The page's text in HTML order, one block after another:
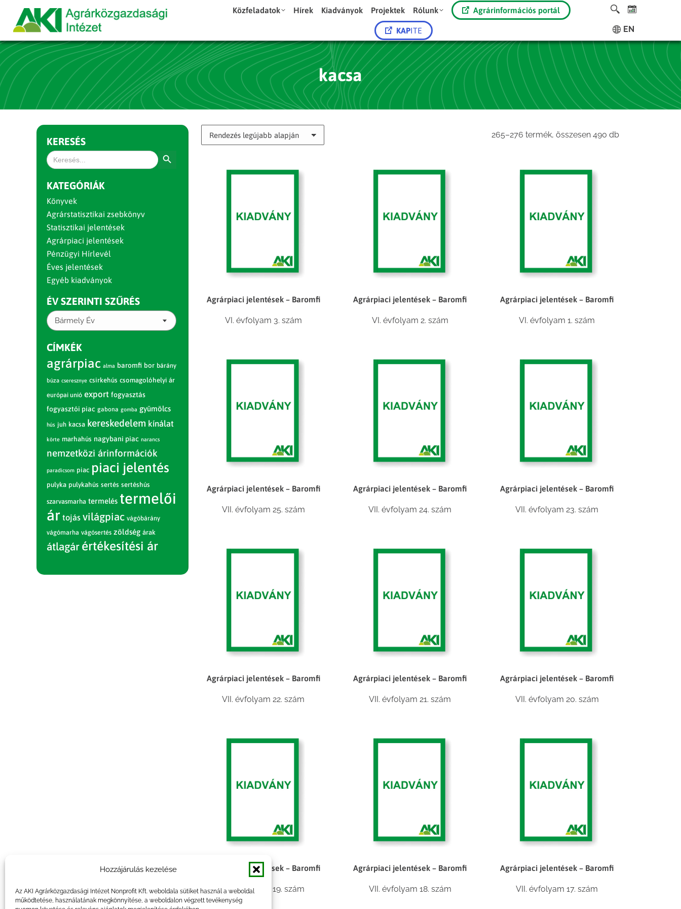
Hozzájárulás kezelése
Az AKI Agrárközgazdasági Intézet Nonprofit Kft. weboldala sütiket használ a weboldal
működtetése, használatának megkönnyítése, a weboldalon végzett tevékenység
Közfeladatok Hírek Kiadványok Projektek Rólunk Agrárinformációs portál
KAPITE EN
kacsa
265–276 termék, összesen 490 dbSorted
Agrárpiaci jelentések – Baromfi
VI. évfolyam 3. szám
Agrárpiaci jelentések – Baromfi
VI. évfolyam 2. szám
Agrárpiaci jelentések – Baromfi
VI. évfolyam 1. szám
Agrárpiaci jelentések – Baromfi
VII. évfolyam 25. szám
Agrárpiaci jelentések – Baromfi
VII. évfolyam 24. szám
Agrárpiaci jelentések – Baromfi
VII. évfolyam 23. szám
Agrárpiaci jelentések – Baromfi
VII. évfolyam 22. szám
Agrárpiaci jelentések – Baromfi
VII. évfolyam 21. szám
Agrárpiaci jelentések – Baromfi
VII. évfolyam 20. szám
Agrárpiaci jelentések – Baromfi
VII. évfolyam 19. szám
Agrárpiaci jelentések – Baromfi
VII. évfolyam 18. szám
Agrárpiaci jelentések – Baromfi
VII. évfolyam 17. szám
KERESÉS
Search
for:
KATEGÓRIÁK
Könyvek
Agrárstatisztikai zsebkönyv
Statisztikai jelentések
Agrárpiaci jelentések
Pénzügyi Hírlevél
Éves jelentések
Egyéb kiadványok
ÉV SZERINTI SZŰRÉS
Bármely Év
CÍMKÉK
agrárpiac alma baromfi bor bárány
búza cseresznye csirkehús csomagolóhelyi ár
európai unió export fogyasztás
fogyasztói piac gabona gomba gyümölcs
hús juh kacsa kereskedelem kínálat
körte marhahús nagybani piac narancs
nemzetközi árinformációk
paradicsom piac piaci jelentés
pulyka pulykahús sertés sertéshús
szarvasmarha termelés termelői
ár tojás világpiac vágóbárány
vágómarha vágósertés zöldség árak
átlagár értékesítési ár